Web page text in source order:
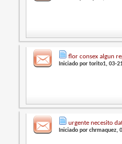
flor consex algun
Iniciado portorito1, 03-
urgente necesito
Iniciado porchrmaquez,